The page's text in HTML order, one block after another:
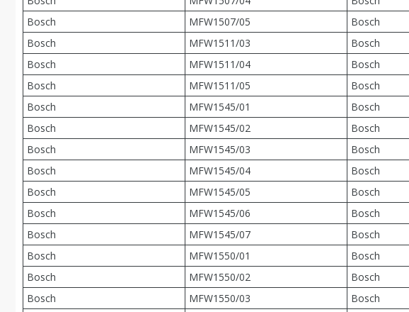
Bosch
MFW1507/05 Bosch
Bosch
MFW1511/03 Bosch
Bosch
MFW1511/04 Bosch
Bosch
MFW1511/05 Bosch
Bosch
MFW1545/01 Bosch
Bosch
MFW1545/02 Bosch
Bosch
MFW1545/03 Bosch
Bosch
MFW1545/04 Bosch
Bosch
MFW1545/05 Bosch
Bosch
MFW1545/06 Bosch
Bosch
MFW1545/07 Bosch
Bosch
MFW1550/01 Bosch
Bosch
MFW1550/02 Bosch
Bosch
MFW1550/03 Bosch